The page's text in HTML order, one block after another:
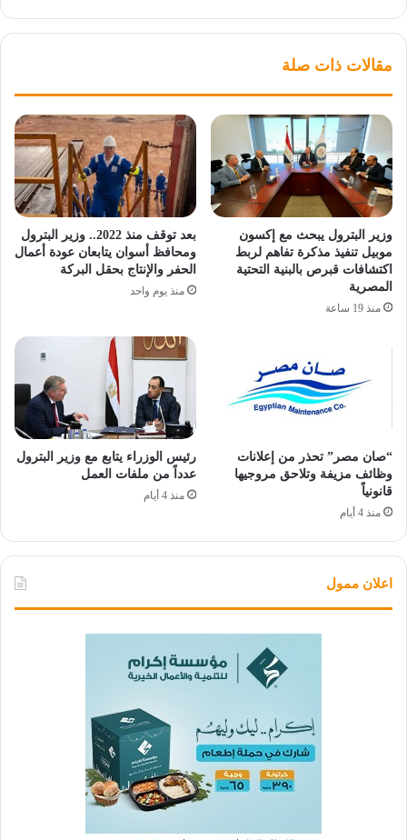
مقالات ذات صلة
وزير البترول يبحث مع إكسون
موبيل تنفيذ مذكرة تفاهم لربط
اكتشافات قبرص بالبنية التحتية
المصرية
منذ 19 ساعة
بعد توقف منذ 2022.. وزير البترول
ومحافظ أسوان يتابعان عودة أعمال
الحفر والإنتاج بحقل البركة
منذ يوم واحد
“صان مصر” تحذر من إعلانات
وظائف مزيفة وتلاحق مروجيها
قانونياً
منذ 4 أيام
رئيس الوزراء يتابع مع وزير البترول
عدداً من ملفات العمل
منذ 4 أيام
اعلان ممول